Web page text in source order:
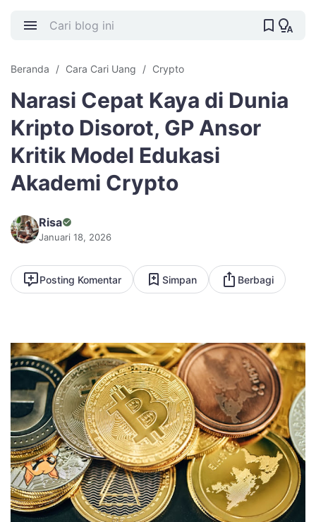
Beranda Cara Cari Uang Crypto
Narasi Cepat Kaya di Dunia
Kripto Disorot, GP Ansor
Kritik Model Edukasi
Akademi Crypto
Risa
Januari 18, 2026
Posting Komentar Simpan Berbagi